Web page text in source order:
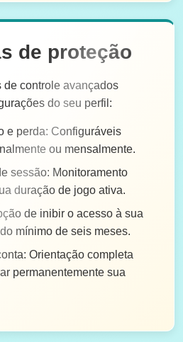
de proteção
de controle avançados
do seu perfil:
e perda: Configuráveis
ou mensalmente.
sessão: Monitoramento
duração de jogo ativa.
de inibir o acesso à sua
mínimo de seis meses.
Orientação completa
permanentemente sua